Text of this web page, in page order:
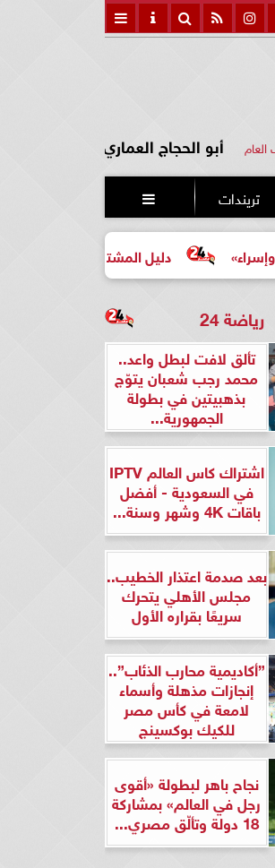
أبو الحجاج العماري
تريندات 
دليل المشتري لأول مرة لاختيار مشروع
رياضة 24
تألق لافت لبطل واعد..
محمد رجب شعبان يتوّج
بذهبيتين في بطولة
الجمهورية...
اشتراك كاس العالم IPTV
في السعودية - أفضل
باقات 4K وشهر وسنة...
بعد صدمة اعتذار الخطيب..
مجلس الأهلي يتحرك
سريعًا بقراره الأول
”أكاديمية محارب الذئاب”..
إنجازات مذهلة وأسماء
لامعة في كأس مصر
للكيك بوكسينج
نجاح باهر لبطولة «أقوى
رجل في العالم» بمشاركة
18 دولة وتألّق مصري...